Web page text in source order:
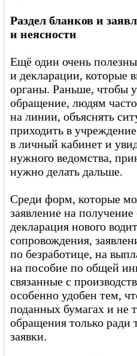
Раздел бланков и
и неясности
Ещё один очень
и декларации, которые
органы. Раньше, чтобы
обращение, людям
на линии, объяснять
приходить в
в личный кабинет и
нужного ведомства,
нужно делать дальше.
Среди форм, которые
заявление на
декларация нового
сопровождения,
по безработице, на
на пособие по общей
связанные с
особенно удобен тем,
поданных бумагах и не
обращения только ради
заявки.